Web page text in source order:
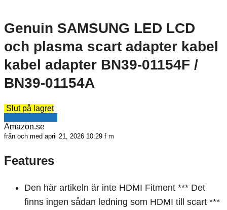
Genuin SAMSUNG LED LCD
och plasma scart adapter kabel
kabel adapter BN39-01154F /
BN39-01154A
Slut på lagret
Amazon.se
från och med april 21, 2026 10:29 f m
Features
Den här artikeln är inte HDMI Fitment *** Det
finns ingen sådan ledning som HDMI till scart ***